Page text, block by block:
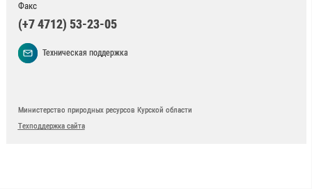
Факс
(+7 4712) 53-23-05
Техническая поддержка
Министерство природных ресурсов Курской области
Техподдержка сайта